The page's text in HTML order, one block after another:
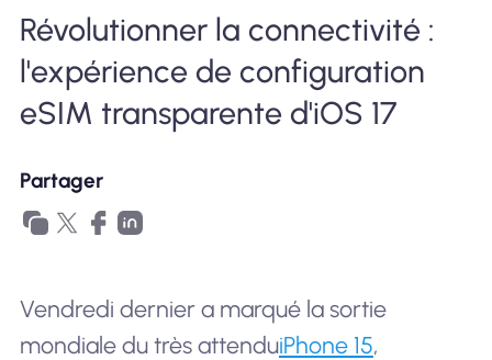
Révolutionner la connectivité :
l'expérience de configuration
eSIM transparente d'iOS 17
Partager
Vendredi dernier a marqué la sortie
mondiale du très attenduiPhone 15,